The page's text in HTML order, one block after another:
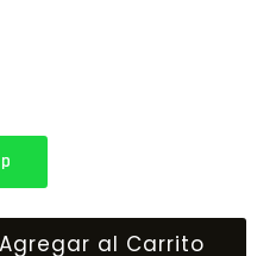
Agregar al Carrito